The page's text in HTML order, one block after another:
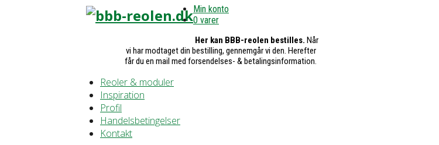
Min konto
0 varer
Her kan BBB-reolen bestilles. Når
vi har modtaget din bestilling, gennemgår vi den. Herefter
får du en mail med forsendelses- & betalingsinformation.
Reoler & moduler
Inspiration
Profil
Handelsbetingelser
Kontakt